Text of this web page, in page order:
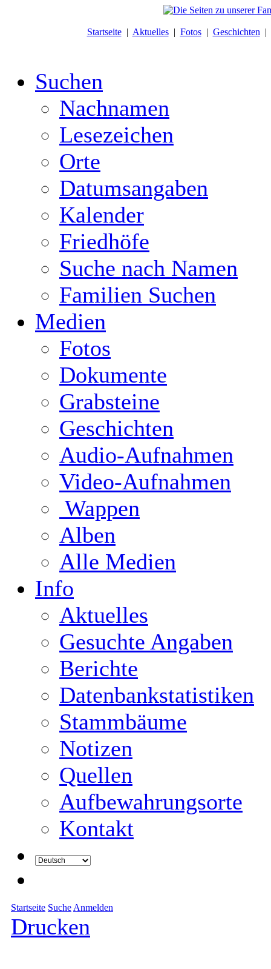
Startseite| Aktuelles| Fotos| Geschichten |
Suchen
Nachnamen
Lesezeichen
Orte
Datumsangaben
Kalender
Friedhöfe
Suche nach Namen
Familien Suchen
Medien
Fotos
Dokumente
Grabsteine
Geschichten
Audio-Aufnahmen
Video-Aufnahmen
Wappen
Alben
Alle Medien
Info
Aktuelles
Gesuchte Angaben
Berichte
Datenbankstatistiken
Stammbäume
Notizen
Quellen
Aufbewahrungsorte
Kontakt
Startseite Suche Anmelden
Drucken